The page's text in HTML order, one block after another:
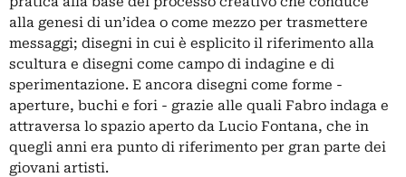
alla genesi di un’idea o come mezzo per trasmettere
messaggi; disegni in cui è esplicito il riferimento alla
scultura e disegni come campo di indagine e di
sperimentazione. E ancora disegni come forme -
aperture, buchi e fori - grazie alle quali Fabro indaga e
attraversa lo spazio aperto da Lucio Fontana, che in
quegli anni era punto di riferimento per gran parte dei
giovani artisti.